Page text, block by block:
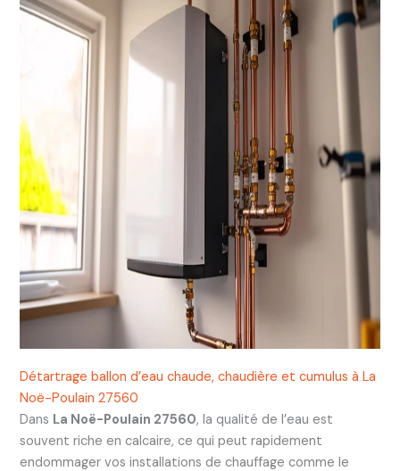
Détartrage ballon d’eau chaude, chaudière et cumulus à La
Noë-Poulain 27560
Dans La Noë-Poulain 27560, la qualité de l’eau est
souvent riche en calcaire, ce qui peut rapidement
endommager vos installations de chauffage comme le